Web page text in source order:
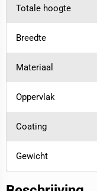
Totale hoogte
Breedte
Materiaal
Oppervlak
Coating
Gewicht